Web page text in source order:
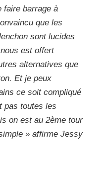
faire barrage à
que les
sont lucides
est offert
alternatives que
Et je peux
ce soit compliqué
pas toutes les
on est au 2ème tour
» affirme Jessy